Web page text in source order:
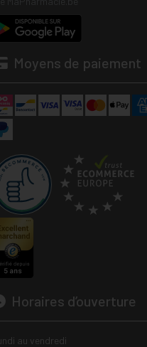
Moyens de paiement
Horaires d’ouverture
au vendredi